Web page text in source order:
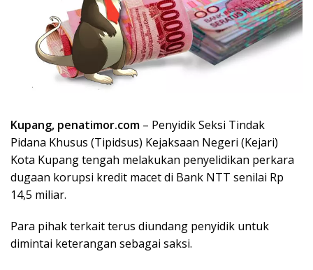
Kupang, penatimor.com – Penyidik Seksi Tindak
Pidana Khusus (Tipidsus) Kejaksaan Negeri (Kejari)
Kota Kupang tengah melakukan penyelidikan perkara
dugaan korupsi kredit macet di Bank NTT senilai Rp
14,5 miliar.
Para pihak terkait terus diundang penyidik untuk
dimintai keterangan sebagai saksi.